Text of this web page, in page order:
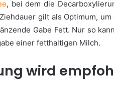
, bei dem die
gilt als Optimum,
Gabe Fett. Nur so
einer fetthaltigen Milch.
wird